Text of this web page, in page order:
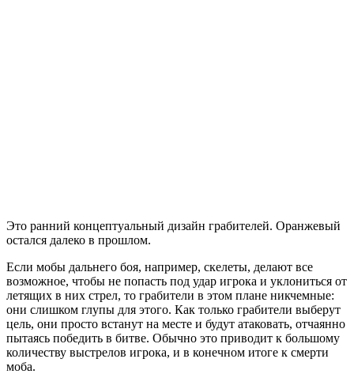
Это ранний концептуальный дизайн грабителей. Оранжевый
остался далеко в прошлом.
Если мобы дальнего боя, например, скелеты, делают все
возможное, чтобы не попасть под удар игрока и уклониться от
летящих в них стрел, то грабители в этом плане никчемные:
они слишком глупы для этого. Как только грабители выберут
цель, они просто встанут на месте и будут атаковать, отчаянно
пытаясь победить в битве. Обычно это приводит к большому
количеству выстрелов игрока, и в конечном итоге к смерти
моба.